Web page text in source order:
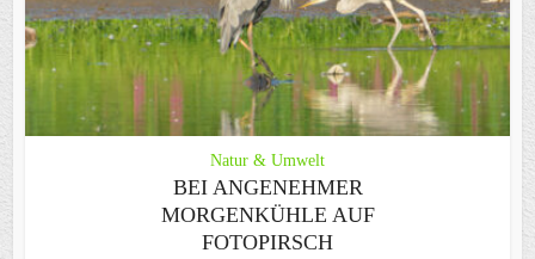
Natur & Umwelt
BEI ANGENEHMER
MORGENKÜHLE AUF
FOTOPIRSCH